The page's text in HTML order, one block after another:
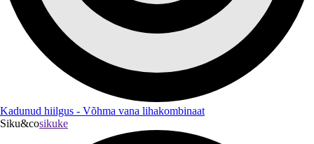
Kadunud hiilgus - Võhma vana lihakombinaat
Siku&cosikuke